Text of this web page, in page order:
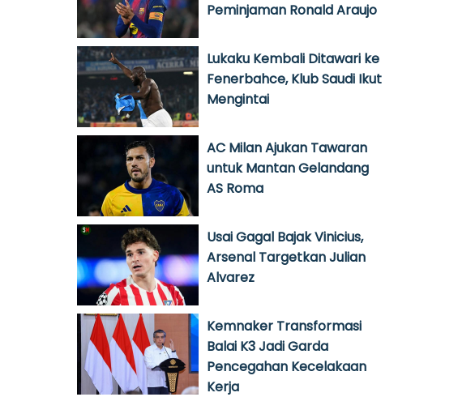
Peminjaman Ronald Araujo
Lukaku Kembali Ditawari ke
Fenerbahce, Klub Saudi Ikut
Mengintai
AC Milan Ajukan Tawaran
untuk Mantan Gelandang
AS Roma
Usai Gagal Bajak Vinicius,
Arsenal Targetkan Julian
Alvarez
Kemnaker Transformasi
Balai K3 Jadi Garda
Pencegahan Kecelakaan
Kerja